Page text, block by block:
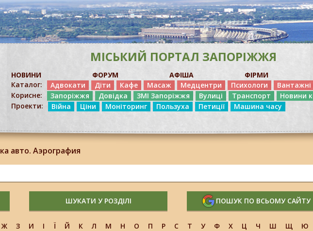
МІСЬКИЙ ПОРТАЛ ЗАПОРІЖЖЯ
НОВИНИ ФОРУМ АФІША ФІРМИ
Каталог:
Адвокати Діти Кафе Масаж Медцентри Психологи Вантажні
Корисне:
Запоріжжя Довідка ЗМІ Запоріжжя Вулиці Транспорт Новини
Проекти:
Війна Ціни Моніторинг Пользуха Петиції Машина часу
авто. Аэрография
ШУКАТИ У РОЗДІЛІ ПОШУК ПО ВСЬОМУ САЙТУ
Ж З И І Ї Й К Л М Н О П Р С Т У Ф Х Ц Ч Ш Щ Ю